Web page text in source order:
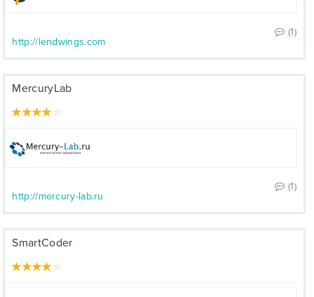
(1)
http://lendwings.com
MercuryLab
(1)
http://mercury-lab.ru
SmartCoder